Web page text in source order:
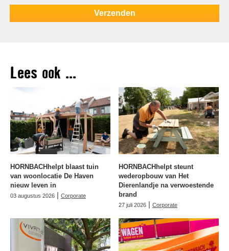
Lees ook ...
HORNBACHhelpt blaast tuin
van woonlocatie De Haven
nieuw leven in
03 augustus 2026 | Corporate
HORNBACHhelpt steunt
wederopbouw van Het
Dierenlandje na verwoestende
brand
27 juli 2026 | Corporate